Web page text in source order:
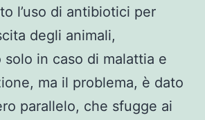
l’uso di antibiotici per
degli animali,
in caso di malattia e
ma il problema, è dato
parallelo, che sfugge ai